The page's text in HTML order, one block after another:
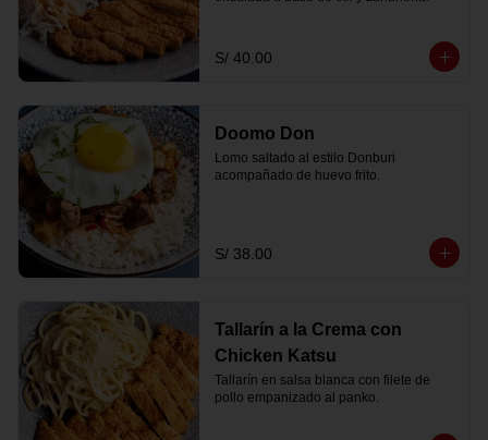
S/ 40.00
Doomo Don
Lomo saltado al estilo Donburi
acompañado de huevo frito.
S/ 38.00
Tallarín a la Crema con
Chicken Katsu
Tallarín en salsa blanca con filete de
pollo empanizado al panko.